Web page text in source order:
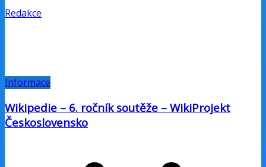
Redakce
Informace
Wikipedie – 6. ročník soutěže – WikiProjekt
Československo